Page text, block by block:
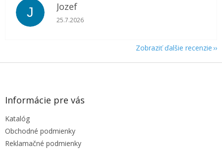
J Jozef
Hodnotenie obchodu je 5 z 5 hviezdičiek.
25.7.2026
Zobraziť ďalšie recenzie
Z
Informácie pre vás
Katalóg
Obchodné podmienky
Reklamačné podmienky